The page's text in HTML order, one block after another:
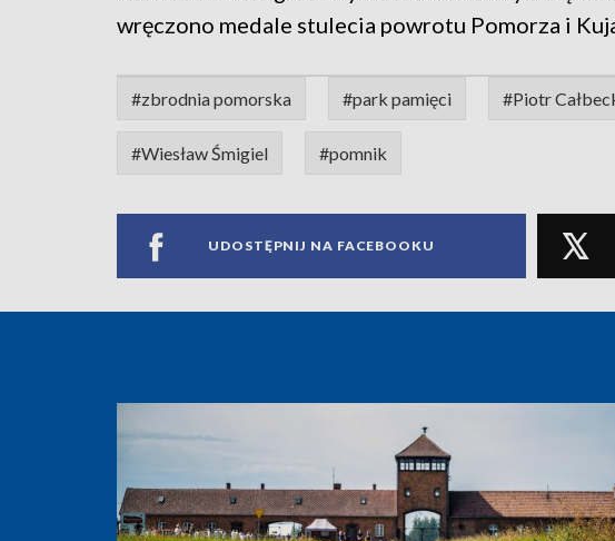
wręczono medale stulecia powrotu Pomorza i
#zbrodnia pomorska #park pamięci #Piotr
#Wiesław Śmigiel #pomnik
UDOSTĘPNIJ NA FACEBOOKU